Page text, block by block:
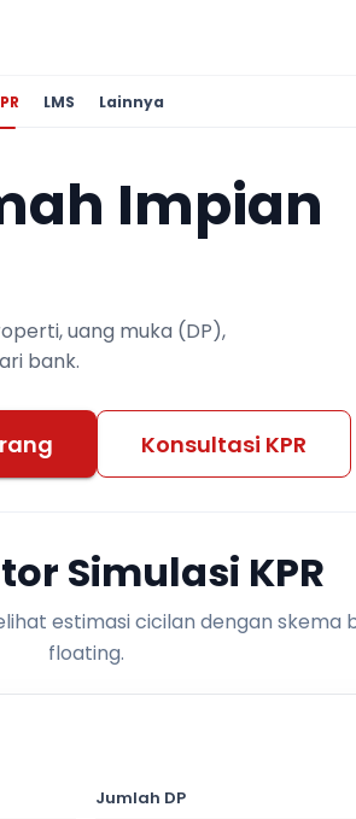
LMS Lainnya
Impian
uang muka (DP),
bank.
Konsultasi KPR
Simulasi KPR
estimasi cicilan dengan skema
floating.
Jumlah DP